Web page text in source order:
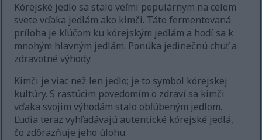
Kórejské jedlo sa stalo veľmi populárnym na celom
svete vďaka jedlám ako kimči. Táto fermentovaná
príloha je kľúčom ku kórejským jedlám a hodí sa k
mnohým hlavným jedlám. Ponúka jedinečnú chuť a
zdravotné výhody.
Kimči je viac než len jedlo; je to symbol kórejskej
kultúry. S rastúcim povedomím o zdraví sa kimči
vďaka svojim výhodám stalo obľúbeným jedlom.
Ľudia teraz vyhľadávajú autentické kórejské jedlá,
čo zdôrazňuje jeho úlohu.